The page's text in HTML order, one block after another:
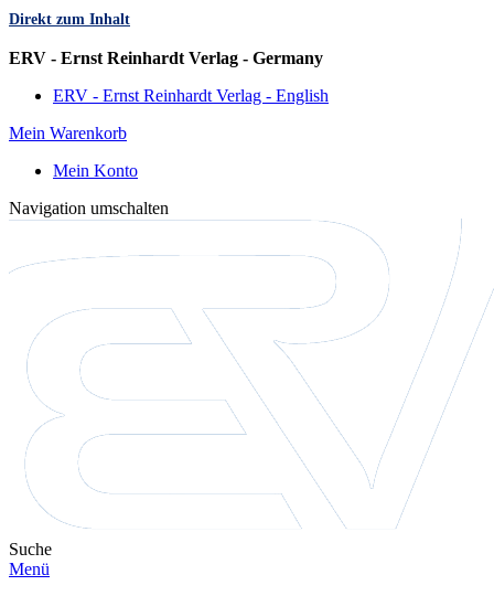
Direkt zum Inhalt
ERV - Ernst Reinhardt Verlag - Germany
ERV - Ernst Reinhardt Verlag - English
Mein Warenkorb
Mein Konto
Navigation umschalten
Suche
Menü